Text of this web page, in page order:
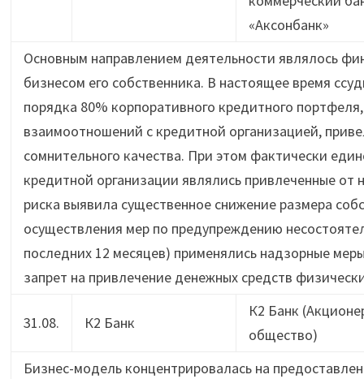
«Аксонбанк»
Основным направлением деятельности являлось
бизнесом его собственника. В настоящее время
порядка 80% корпоративного кредитного
взаимоотношений с кредитной организацией,
сомнительного качества. При этом фактически
кредитной организации являлись привлеченные
риска выявила существенное снижение размера
осуществления мер по предупреждению
последних 12 месяцев) применялись надзорные
запрет на привлечение денежных средств
31.08. К2 Банк
К2 Банк
общество)
Бизнес-модель концентрировалась на